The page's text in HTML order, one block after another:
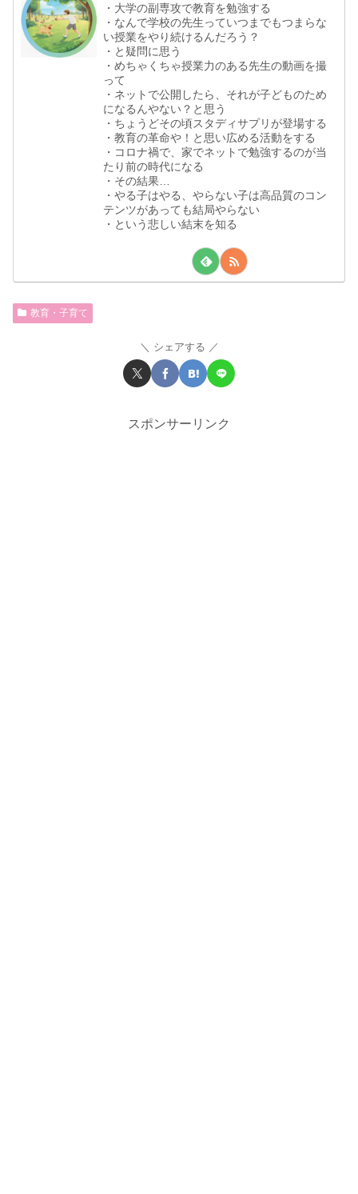
・大学の副専攻で教育を勉強する
・なんで学校の先生っていつまでもつまらな
い授業をやり続けるんだろう？
・と疑問に思う
・めちゃくちゃ授業力のある先生の動画を撮
って
・ネットで公開したら、それが子どものため
になるんやない？と思う
・ちょうどその頃スタディサプリが登場する
・教育の革命や！と思い広める活動をする
・コロナ禍で、家でネットで勉強するのが当
たり前の時代になる
・その結果…
・やる子はやる、やらない子は高品質のコン
テンツがあっても結局やらない
・という悲しい結末を知る
教育・子育て
シェアする
スポンサーリンク